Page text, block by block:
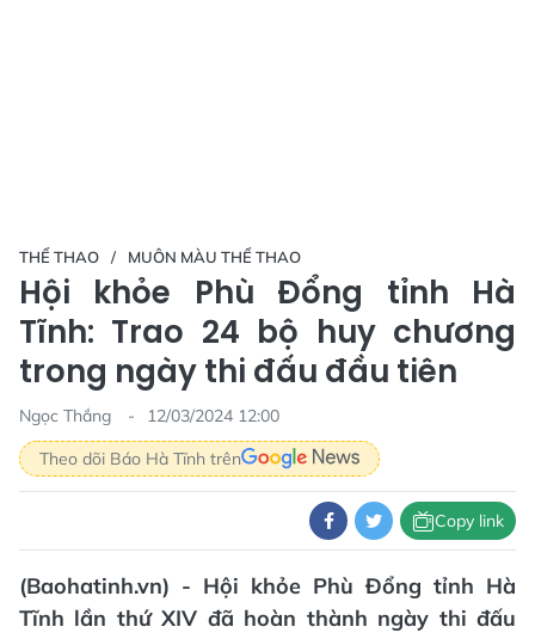
THỂ THAO MUÔN MÀU THỂ THAO
Hội khỏe Phù Đổng tỉnh Hà
Tĩnh: Trao 24 bộ huy chương
trong ngày thi đấu đầu tiên
Ngọc Thắng
12/03/2024 12:00
Theo dõi Báo Hà Tĩnh trên
Copy link
(Baohatinh.vn) - Hội khỏe Phù Đổng tỉnh Hà
Tĩnh lần thứ XIV đã hoàn thành ngày thi đấu